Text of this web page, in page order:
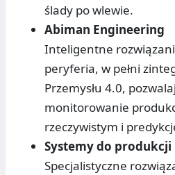
ślady po wlewie.
Abiman Engineering
Inteligentne
peryferia, w pełni
Przemysłu 4.0,
monitorowanie
rzeczywistym i
Systemy do produkcji
Specjalistyczne